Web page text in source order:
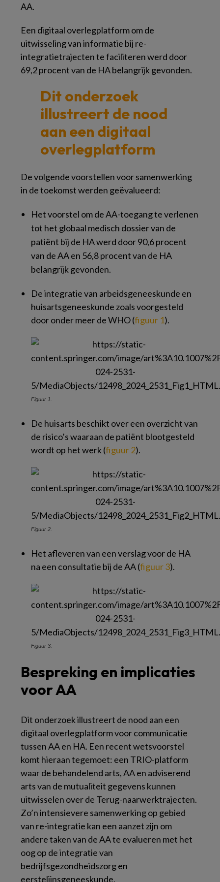
AA.
Een digitaal overlegplatform om de
uitwisseling van informatie bij re-
integratietrajecten te faciliteren werd door
69,2 procent van de HA belangrijk gevonden.
Dit onderzoek
illustreert de nood
aan een digitaal
overlegplatform
De volgende voorstellen voor samenwerking
in de toekomst werden geëvalueerd:
Het voorstel om de AA-toegang te verlenen
tot het globaal medisch dossier van de
patiënt bij de HA werd door 90,6 procent
van de AA en 56,8 procent van de HA
belangrijk gevonden.
De integratie van arbeidsgeneeskunde en
huisartsgeneeskunde zoals voorgesteld
door onder meer de WHO (figuur 1).
Figuur 1.
De huisarts beschikt over een overzicht van
de risico’s waaraan de patiënt blootgesteld
wordt op het werk (figuur 2).
Figuur 2.
Het afleveren van een verslag voor de HA
na een consultatie bij de AA (figuur 3).
Figuur 3.
Bespreking en implicaties
voor AA
Dit onderzoek illustreert de nood aan een
digitaal overlegplatform voor communicatie
tussen AA en HA. Een recent wetsvoorstel
komt hieraan tegemoet: een TRIO-platform
waar de behandelend arts, AA en adviserend
arts van de mutualiteit gegevens kunnen
uitwisselen over de Terug-naarwerktrajecten.
Zo’n intensievere samenwerking op gebied
van re-integratie kan een aanzet zijn om
andere taken van de AA te evalueren met het
oog op de integratie van
bedrijfsgezondheidszorg en
eerstelijnsgeneeskunde.